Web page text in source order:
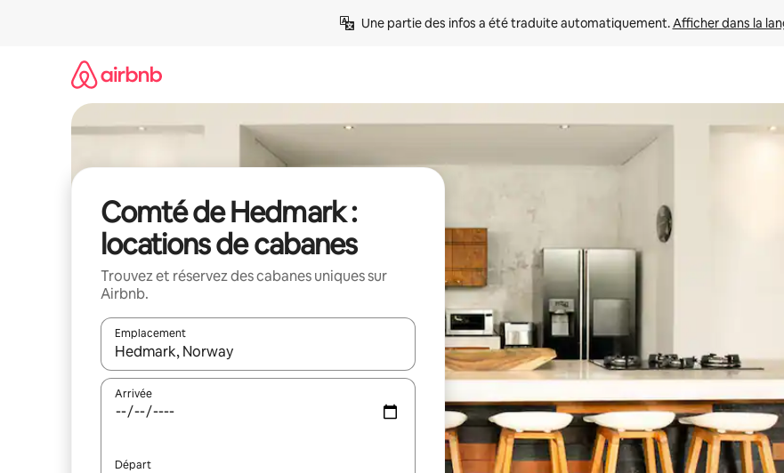
Une partie des infos a été traduite automatiquement. Afficher dans la
Comté de Hedmark :
locations de cabanes
Trouvez et réservez des cabanes uniques sur
Airbnb.
Emplacement
Quand les résultats sont affichés, parcourez-les en utilisant les flèches vers le haut et vers le bas, ou en appuyant
Arrivée
Départ